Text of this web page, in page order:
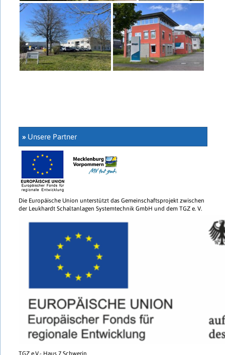
»Unsere Partner
Die Europäische Union unterstützt das Gemeinschaftsprojekt zwischen
der Leukhardt Schaltanlagen Systemtechnik GmbH und dem TGZ e. V.
TGZ e.V.- Haus 7 Schwerin